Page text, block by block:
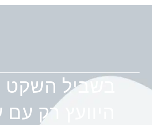
בשביל
היוועץ רק